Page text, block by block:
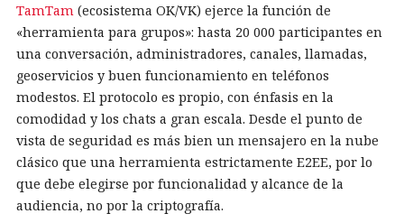
TamTam (ecosistema OK/VK) ejerce la función de
«herramienta para grupos»: hasta 20 000 participantes en
una conversación, administradores, canales, llamadas,
geoservicios y buen funcionamiento en teléfonos
modestos. El protocolo es propio, con énfasis en la
comodidad y los chats a gran escala. Desde el punto de
vista de seguridad es más bien un mensajero en la nube
clásico que una herramienta estrictamente E2EE, por lo
que debe elegirse por funcionalidad y alcance de la
audiencia, no por la criptografía.